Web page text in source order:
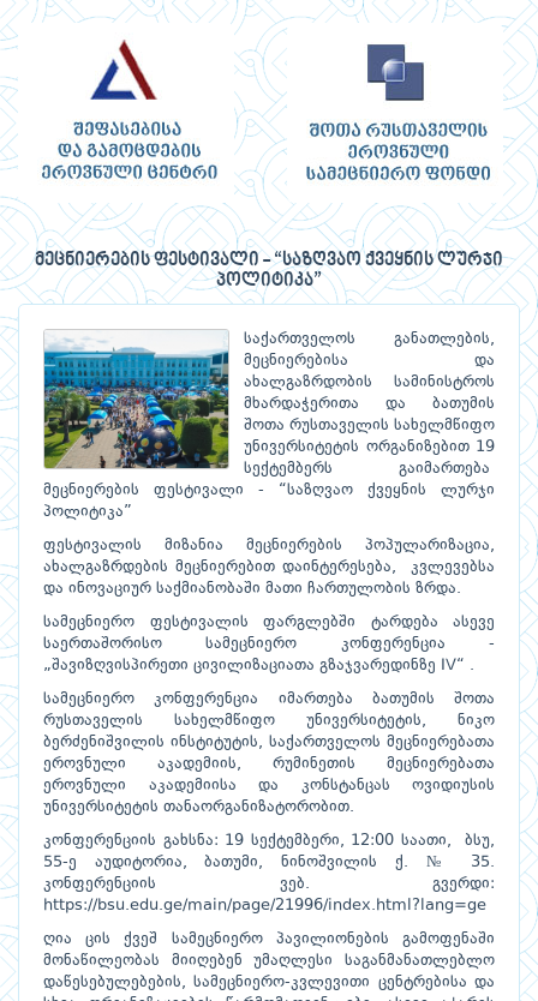
მეცნიერების ფესტივალი - “საზღვაო ქვეყნის ლურჯი
პოლიტიკა”
საქართველოს განათლების,
მეცნიერებისა და
ახალგაზრდობის სამინისტროს
მხარდაჭერითა და ბათუმის
შოთა რუსთაველის სახელმწიფო
უნივერსიტეტის ორგანიზებით 19
სექტემბერს გაიმართება
მეცნიერების ფესტივალი - “საზღვაო ქვეყნის ლურჯი
პოლიტიკა”
ფესტივალის მიზანია მეცნიერების პოპულარიზაცია,
ახალგაზრდების მეცნიერებით დაინტერესება, კვლევებსა
და ინოვაციურ საქმიანობაში მათი ჩართულობის ზრდა.
სამეცნიერო ფესტივალის ფარგლებში ტარდება ასევე
საერთაშორისო სამეცნიერო კონფერენცია -
„შავიზღვისპირეთი ცივილიზაციათა გზაჯვარედინზე IV“ .
სამეცნიერო კონფერენცია იმართება ბათუმის შოთა
რუსთაველის სახელმწიფო უნივერსიტეტის, ნიკო
ბერძენიშვილის ინსტიტუტის, საქართველოს მეცნიერებათა
ეროვნული აკადემიის, რუმინეთის მეცნიერებათა
ეროვნული აკადემიისა და კონსტანცას ოვიდიუსის
უნივერსიტეტის თანაორგანიზატორობით.
კონფერენციის გახსნა: 19 სექტემბერი, 12:00 საათი, ბსუ,
55-ე აუდიტორია, ბათუმი, ნინოშვილის ქ. № 35.
კონფერენციის ვებ. გვერდი:
https://bsu.edu.ge/main/page/21996/index.html?lang=ge
ღია ცის ქვეშ სამეცნიერო პავილიონების გამოფენაში
მონაწილეობას მიიღებენ უმაღლესი საგანმანათლებლო
დაწესებულებების, სამეცნიერო-კვლევითი ცენტრებისა და